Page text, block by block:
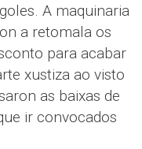
A maquinaria
a retomala os
para acabar
xustiza ao visto
as baixas de
ir convocados